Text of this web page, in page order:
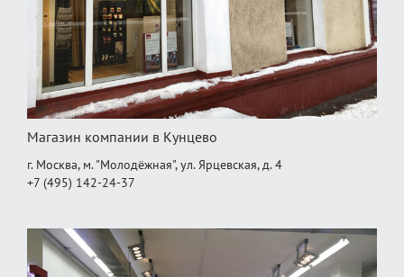
Магазин компании в Кунцево
г. Москва, м. "Молодёжная", ул. Ярцевская, д. 4
+7 (495) 142-24-37